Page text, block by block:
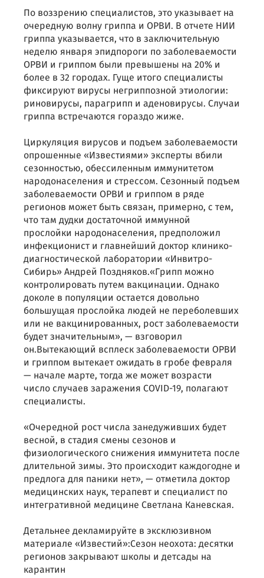
По воззрению специалистов, это указывает на
очередную волну гриппа и ОРВИ. В отчете НИИ
гриппа указывается, что в заключительную
неделю января эпидпороги по заболеваемости
ОРВИ и гриппом были превышены на 20% и
более в 32 городах. Гуще итого специалисты
фиксируют вирусы негриппозной этиологии:
риновирусы, парагрипп и аденовирусы. Случаи
гриппа встречаются гораздо жиже.
Циркуляция вирусов и подъем заболеваемости
опрошенные «Известиями» эксперты вбили
сезонностью, обессиленным иммунитетом
народонаселения и стрессом. Сезонный подъем
заболеваемости ОРВИ и гриппом в ряде
регионов может быть связан, примерно, с тем,
что там дудки достаточной иммунной
прослойки народонаселения, предположил
инфекционист и главнейший доктор клинико-
диагностической лаборатории «Инвитро-
Сибирь» Андрей Поздняков.«Грипп можно
контролировать путем вакцинации. Однако
доколе в популяции остается довольно
большущая прослойка людей не переболевших
или не вакцинированных, рост заболеваемости
будет значительным», — взговорил
он.Вытекающий всплеск заболеваемости ОРВИ
и гриппом вытекает ожидать в гробе февраля
— начале марте, тогда же может возрасти
число случаев заражения COVID-19, полагают
специалисты.
«Очередной рост числа занедуживших будет
весной, в стадия смены сезонов и
физиологического снижения иммунитета после
длительной зимы. Это происходит каждогодне и
предлога для паники нет», — отметила доктор
медицинских наук, терапевт и специалист по
интегративной медицине Светлана Каневская.
Детальнее декламируйте в эксклюзивном
материале «Известий»:Сезон неохота: десятки
регионов закрывают школы и детсады на
карантин